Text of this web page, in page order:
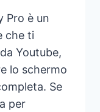
Pro è un
che ti
Youtube,
lo schermo
Se
per